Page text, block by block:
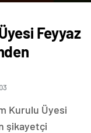
Feyyaz
Kurulu Üyesi
şikayetçi